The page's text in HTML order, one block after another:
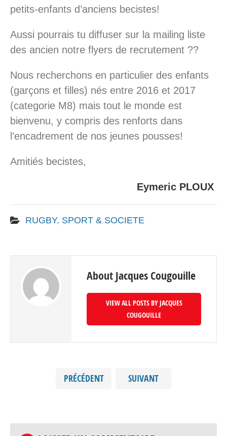
petits-enfants d’anciens becistes!
Aussi pourrais tu diffuser sur la mailing liste
des ancien notre flyers de recrutement ??
Nous recherchons en particulier des enfants
(garçons et filles) nés entre 2016 et 2017
(categorie M8) mais tout le monde est
bienvenu, y compris des renforts dans
l’encadrement de nos jeunes pousses!
Amitiés becistes,
Eymeric PLOUX
RUGBY, SPORT & SOCIETE
About Jacques Cougouille
VIEW ALL POSTS BY JACQUES
COUGOUILLE
PRÉCÉDENT SUIVANT